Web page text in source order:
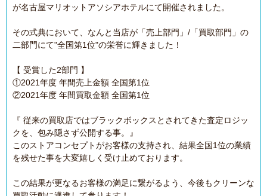
が名古屋マリオットアソシアホテルにて開催されました。
その式典において、なんと当店が「売上部門」/「買取部門」の
二部門にて"全国第1位"の栄誉に輝きました！
【 受賞した2部門 】
①2021年度 年間売上金額 全国第1位
②2021年度 年間買取金額 全国第1位
『 従来の買取店ではブラックボックスとされてきた査定ロジッ
クを、包み隠さず公開する事。』
このストアコンセプトがお客様の支持され、結果全国1位の業績
を残せた事を大変嬉しく受け止めております。
この結果が更なるお客様の満足に繋がるよう、今後もクリーンな